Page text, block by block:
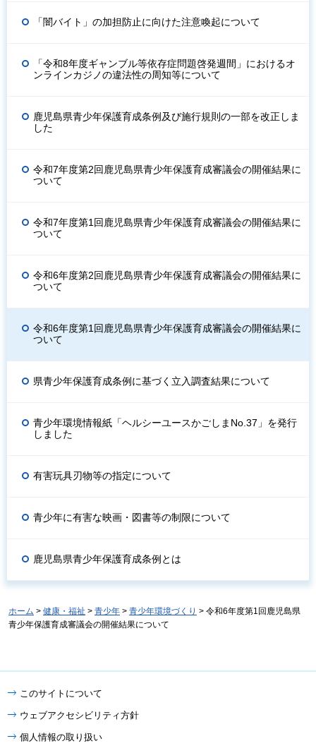
「闇バイト」の加担防止に向けた注意喚起について
「令和8年度ギャンブル等依存症問題啓発週間」におけるオ
ンラインカジノの違法性の周知等について
鹿児島県青少年保護育成条例及び施行規則の一部を改正しま
した
令和7年度第2回鹿児島県青少年保護育成審議会の開催結果に
ついて
令和7年度第1回鹿児島県青少年保護育成審議会の開催結果に
ついて
令和6年度第2回鹿児島県青少年保護育成審議会の開催結果に
ついて
令和6年度第1回鹿児島県青少年保護育成審議会の開催結果に
ついて
県青少年保護育成条例に基づく立入調査結果について
青少年環境情報紙「ヘルシーユースかごしまNo.37」を発行
しました
有害玩具刃物等の指定について
青少年に有害な映画・図書等の制限について
鹿児島県青少年保護育成条例とは
ホーム > 健康・福祉 > 青少年 > 青少年環境づくり > 令和6年度第1回鹿児島県
青少年保護育成審議会の開催結果について
このサイトについて
ウェブアクセシビリティ方針
個人情報の取り扱い